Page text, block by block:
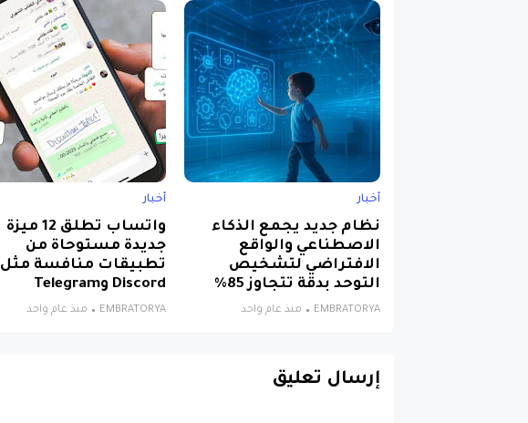
أخبار
نظام جديد يجمع الذكاء
الاصطناعي والواقع
الافتراضي لتشخيص
التوحد بدقة تتجاوز 85%
EMBRATORYA منذ عام واحد
أخبار
واتساب تطلق 12 ميزة
جديدة مستوحاة من
تطبيقات منافسة مثل
Discord وTelegram
EMBRATORYA منذ عام واحد
إرسال تعليق